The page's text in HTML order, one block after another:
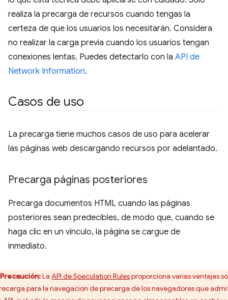
realiza la precarga de recursos cuando tengas la
certeza de que los usuarios los necesitarán. Considera
no realizar la carga previa cuando los usuarios tengan
conexiones lentas. Puedes detectarlo con la API de
Network Information.
Casos de uso
La precarga tiene muchos casos de uso para acelerar
las páginas web descargando recursos por adelantado.
Precarga páginas posteriores
Precarga documentos HTML cuando las páginas
posteriores sean predecibles, de modo que, cuando se
haga clic en un vínculo, la página se cargue de
inmediato.
Precaución:La API de Speculation Rulesproporciona varias ventajas
para la navegación de precarga de los navegadores que